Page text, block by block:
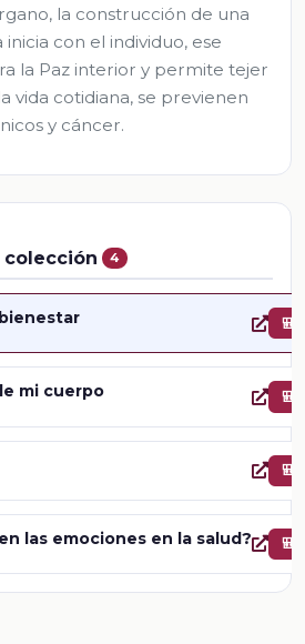
la construcción de una
con el individuo, ese
la Paz interior y permite tejer
vida cotidiana, se previenen
y cáncer.
colección 4
🎒
mi cuerpo 🎒
🎒
las emociones en la salud? 🎒